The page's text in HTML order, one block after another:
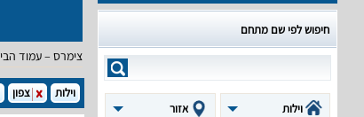
צימרס – עמוד
חיפוש לפי שם מתחם
וילות אזור
וילות צפון